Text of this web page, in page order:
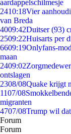
aardappelschilmesje
2410:18Vier
van Breda
4009:42Duitser (93)
2509:22Huisarts per
6609:19Onlyfans-
maan
2409:02
ontslagen
2308/08Quake krijgt
1107/08
migranten
4707/08Trump wil
Forum
Forum